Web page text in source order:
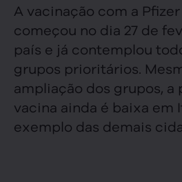
A vacinação com a
começou no dia 27 de
país e já contemplou
grupos prioritários.
ampliação dos grupos, a
vacina ainda é baixa em
exemplo das demais